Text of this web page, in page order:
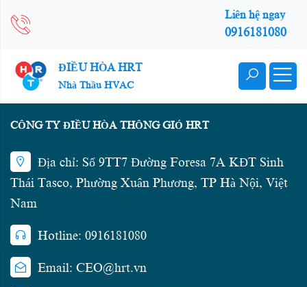
Liên hệ ngay
0916181080
ĐIỀU HÒA HRT
Nhà Thầu HVAC
CÔNG TY ĐIỀU HÒA THÔNG GIÓ HRT
Địa chỉ: Số 9TT7 Đường Foresa 7A KĐT Sinh
Thái Tasco, Phường Xuân Phương, TP Hà Nội, Việt
Nam
Hotline: 0916181080
Email: CEO@hrt.vn